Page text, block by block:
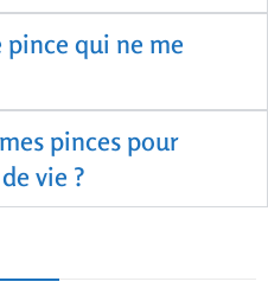
qui ne me
pinces pour
vie ?